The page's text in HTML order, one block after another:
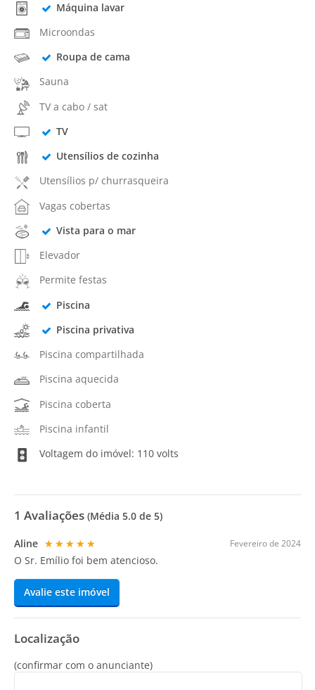
Máquina lavar
Microondas
Roupa de cama
Sauna
TV a cabo / sat
TV
Utensílios de cozinha
Utensílios p/ churrasqueira
Vagas cobertas
Vista para o mar
Elevador
Permite festas
Piscina
Piscina privativa
Piscina compartilhada
Piscina aquecida
Piscina coberta
Piscina infantil
Voltagem do imóvel: 110 volts
1 Avaliações (Média 5.0 de 5)
Fevereiro de 2024
Aline ★★★★★
O Sr. Emílio foi bem atencioso.
Avalie este imóvel
Localização
(confirmar com o anunciante)